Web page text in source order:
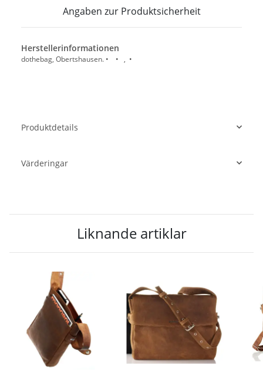
Angaben zur Produktsicherheit
Herstellerinformationen
dothebag, Obertshausen. • • , •
Produktdetails
Värderingar
Liknande artiklar